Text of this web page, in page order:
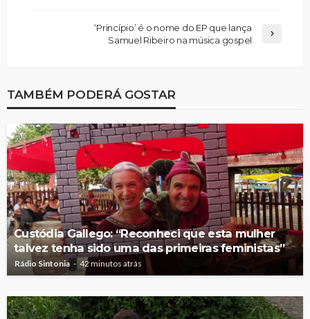
‘Princípio’ é o nome do EP que lança
Samuel Ribeiro na música gospel
TAMBÉM PODERÁ GOSTAR
Custódia Gallego: “Reconheci que esta mulher
talvez tenha sido uma das primeiras feministas”
Rádio Sintonia 42 minutos atrás